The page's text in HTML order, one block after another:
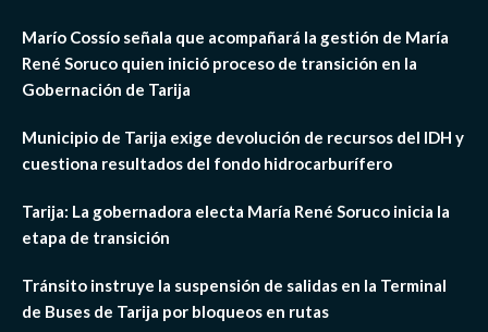
Marío Cossío señala que acompañará la gestión de María
René Soruco quien inició proceso de transición en la
Gobernación de Tarija
Municipio de Tarija exige devolución de recursos del IDH y
cuestiona resultados del fondo hidrocarburífero
Tarija: La gobernadora electa María René Soruco inicia la
etapa de transición
Tránsito instruye la suspensión de salidas en la Terminal
de Buses de Tarija por bloqueos en rutas